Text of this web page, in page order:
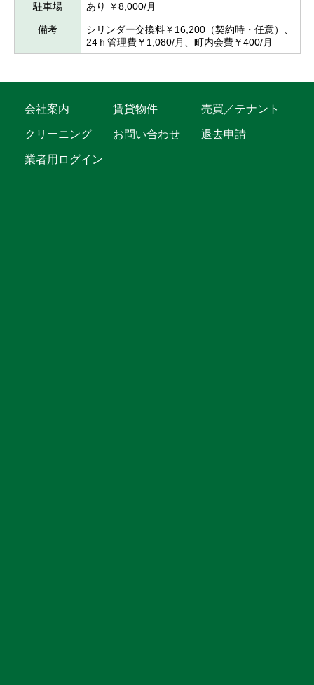
駐車場 あり ￥8,000/月
備考
シリンダー交換料￥16,200（契約時・任意）、
24ｈ管理費￥1,080/月、町内会費￥400/月
会社案内 賃貸物件
売買／テナント
クリーニング
お問い合わせ
退去申請
業者用ログイン